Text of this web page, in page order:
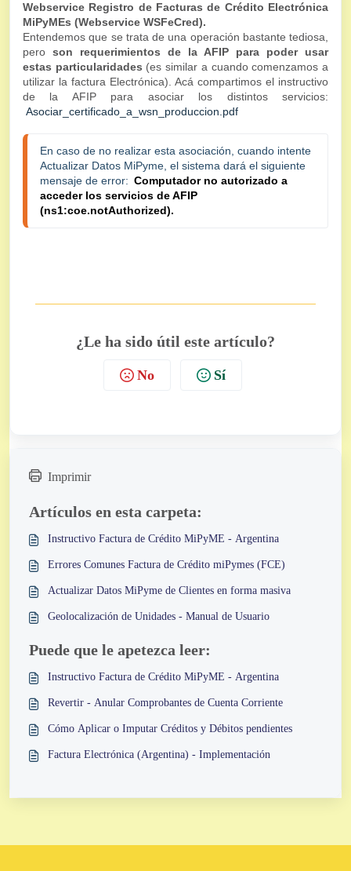
Webservice Registro de Facturas de Crédito Electrónica
MiPyMEs (Webservice WSFeCred).
Entendemos que se trata de una operación bastante tediosa,
pero son requerimientos de la AFIP para poder usar
estas particularidades (es similar a cuando comenzamos a
utilizar la factura Electrónica). Acá compartimos el instructivo
de la AFIP para asociar los distintos servicios:
Asociar_certificado_a_wsn_produccion.pdf
En caso de no realizar esta asociación, cuando intente
Actualizar Datos MiPyme, el sistema dará el siguiente
mensaje de error: Computador no autorizado a
acceder los servicios de AFIP
(ns1:coe.notAuthorized).
¿Le ha sido útil este artículo?
No Sí
Imprimir
Artículos en esta carpeta:
Instructivo Factura de Crédito MiPyME - Argentina
Errores Comunes Factura de Crédito miPymes (FCE)
Actualizar Datos MiPyme de Clientes en forma masiva
Geolocalización de Unidades - Manual de Usuario
Puede que le apetezca leer:
Instructivo Factura de Crédito MiPyME - Argentina
Revertir - Anular Comprobantes de Cuenta Corriente
Cómo Aplicar o Imputar Créditos y Débitos pendientes
Factura Electrónica (Argentina) - Implementación